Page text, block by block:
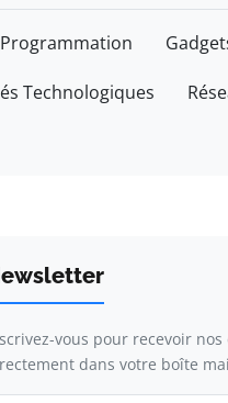
Technologiques
vous pour recevoir
dans votre boîte